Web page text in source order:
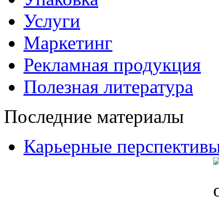
Услуги
Маркетинг
Рекламная продукция
Полезная литература
Последние материалы
Карьерные